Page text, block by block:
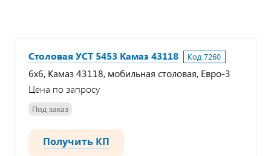
Столовая УСТ 5453 Камаз 43118 Код:7260
6х6, Камаз 43118, мобильная столовая, Евро-3
Цена по запросу
Под заказ
Получить КП